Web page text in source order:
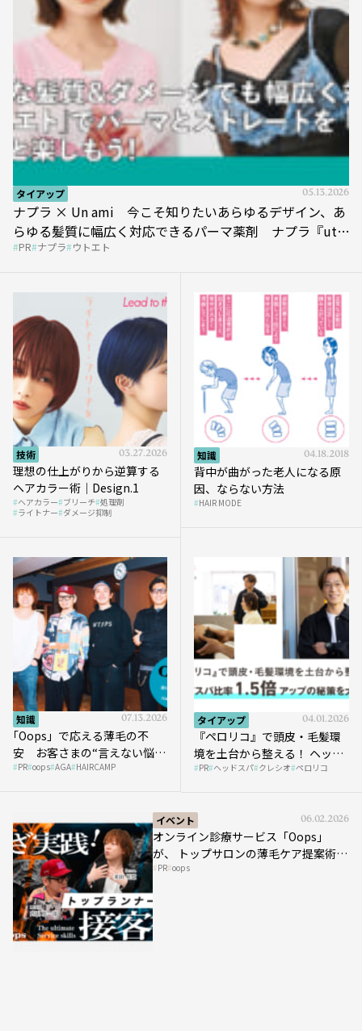
タイアップ 05.13.2026
ナプラ × Un ami 今こそ知りたいあらゆるデザイン、あ
らゆる髪質に幅広く対応できるパーマ薬剤 ナプラ『ut-
et』
PR ナプラ ウトエト
技術 03.27.2026
理想の仕上がりから逆算する
ヘアカラー術｜Design.1
ヘアカラー ブリーチ 処理剤
ライトナー ダメージ抑制
知識 04.18.2018
背中が曲がった老人になる原
因、ならない方法
HAIR MODE
知識 07.13.2026
｢Oops」で応える薄毛の不
安 お客さまの“言えない悩
み”にどう向き合う？ ＃01
PR oops AGA HAIRCAMP
タイアップ 04.01.2026
『ペロリコ』で頭皮・毛髪環
境を土台から整える！ ヘッド
スパ比率1.5倍アップの秘策を
PR ヘッドスパ クレシオ ペロリコ
イベント 06.02.2026
オンライン診療サービス「Oops」
が、 トップサロンの薄毛ケア提案術を
HAIRCAMPで公開！
PR oops